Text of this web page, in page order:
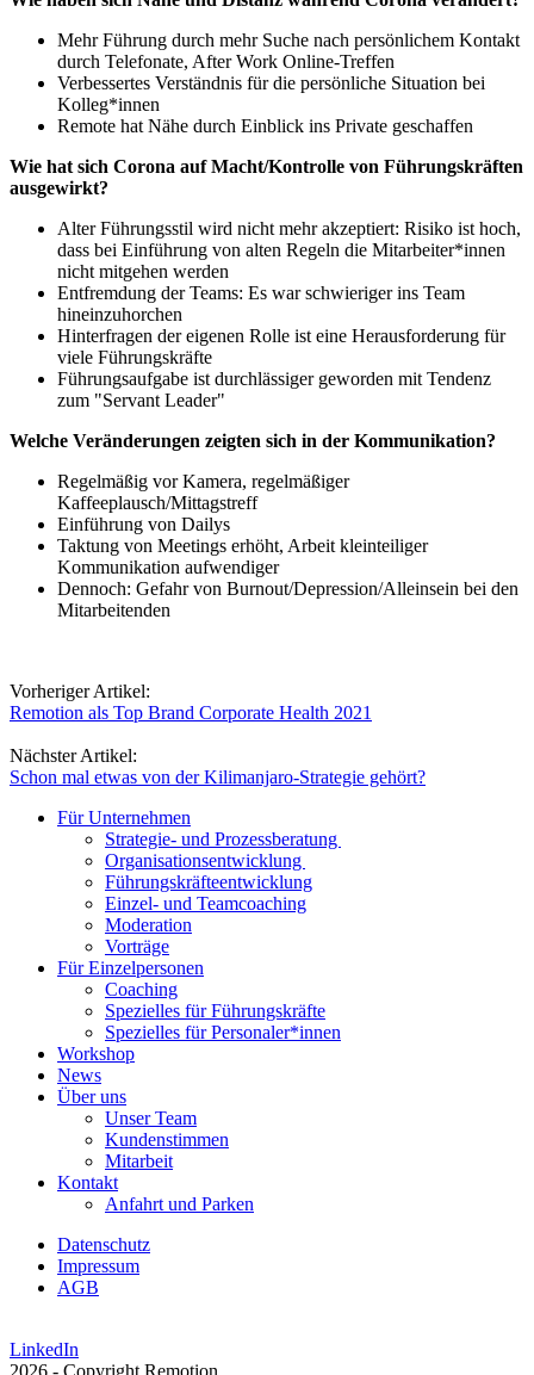
Mehr Führung durch mehr Suche nach persönlichem Kontakt
durch Telefonate, After Work Online-Treffen
Verbessertes Verständnis für die persönliche Situation bei
Kolleg*innen
Remote hat Nähe durch Einblick ins Private geschaffen
Wie hat sich Corona aufMacht/Kontrolle von Führungskräften
ausgewirkt?
Alter Führungsstil wird nicht mehr akzeptiert: Risiko ist hoch,
dass bei Einführung von alten Regeln die Mitarbeiter*innen
nicht mitgehen werden
Entfremdung der Teams: Es war schwieriger ins Team
hineinzuhorchen
Hinterfragen der eigenen Rolle ist eine Herausforderung für
viele Führungskräfte
Führungsaufgabe ist durchlässiger geworden mit Tendenz
zum "Servant Leader"
Welche Veränderungen zeigten sich in der Kommunikation?
Regelmäßig vor Kamera, regelmäßiger
Kaffeeplausch/Mittagstreff
Einführung von Dailys
Taktung von Meetings erhöht, Arbeit kleinteiliger
Kommunikation aufwendiger
Dennoch: Gefahr von Burnout/Depression/Alleinsein bei den
Mitarbeitenden
Vorheriger Artikel:
Remotion als Top Brand Corporate Health 2021
Nächster Artikel:
Schon mal etwas von der Kilimanjaro-Strategie gehört?
Für Unternehmen
Strategie- und Prozessberatung
Organisationsentwicklung
Führungskräfteentwicklung
Einzel- und Teamcoaching
Moderation
Vorträge
Für Einzelpersonen
Coaching
Spezielles für Führungskräfte
Spezielles für Personaler*innen
Workshop
News
Über uns
Unser Team
Kundenstimmen
Mitarbeit
Kontakt
Anfahrt und Parken
Datenschutz
Impressum
AGB
LinkedIn
2026 - Copyright Remotion